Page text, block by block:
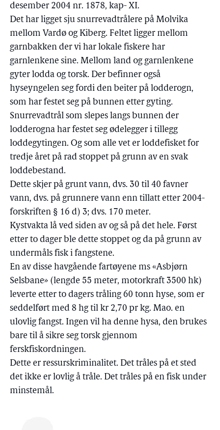
desember 2004 nr. 1878, kap- XI.
Det har ligget sju snurrevadtrålere på Molvika
mellom Vardø og Kiberg. Feltet ligger mellom
garnbakken der vi har lokale fiskere har
garnlenkene sine. Mellom land og garnlenkene
gyter lodda og torsk. Der befinner også
hyseyngelen seg fordi den beiter på lodderogn,
som har festet seg på bunnen etter gyting.
Snurrevadtrål som slepes langs bunnen der
lodderogna har festet seg ødelegger i tillegg
loddegytingen. Og som alle vet er loddefisket for
tredje året på rad stoppet på grunn av en svak
loddebestand.
Dette skjer på grunt vann, dvs. 30 til 40 favner
vann, dvs. på grunnere vann enn tillatt etter 2004-
forskriften § 16 d) 3; dvs. 170 meter.
Kystvakta lå ved siden av og så på det hele. Først
etter to dager ble dette stoppet og da på grunn av
undermåls fisk i fangstene.
En av disse havgående fartøyene ms «Asbjørn
Selsbane» (lengde 55 meter, motorkraft 3500 hk)
leverte etter to dagers tråling 60 tonn hyse, som er
seddelført med 8 hg til kr 2,70 pr kg. Mao. en
ulovlig fangst. Ingen vil ha denne hysa, den brukes
bare til å sikre seg torsk gjennom
ferskfiskordningen.
Dette er ressurskriminalitet. Det tråles på et sted
det ikke er lovlig å tråle. Det tråles på en fisk under
minstemål.